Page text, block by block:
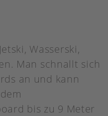
Wasserski,
Man schnallt sich
an und kann
bis zu 9 Meter